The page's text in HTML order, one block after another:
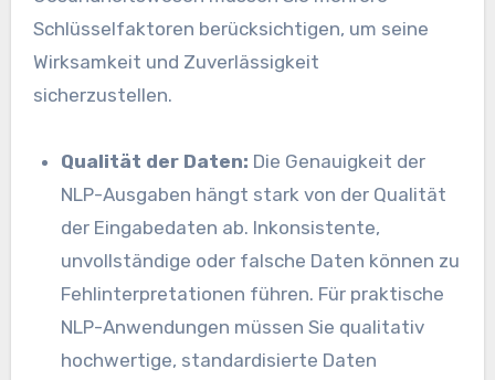
Schlüsselfaktoren berücksichtigen, um seine
Wirksamkeit und Zuverlässigkeit
sicherzustellen.
Qualität der Daten: Die Genauigkeit der
NLP-Ausgaben hängt stark von der Qualität
der Eingabedaten ab. Inkonsistente,
unvollständige oder falsche Daten können zu
Fehlinterpretationen führen. Für praktische
NLP-Anwendungen müssen Sie qualitativ
hochwertige, standardisierte Daten